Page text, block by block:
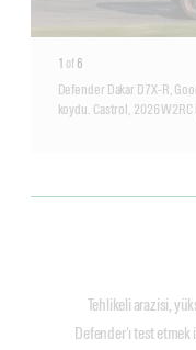
1 of 6
Defender Dakar D7X‑R,
koydu. Castrol, 2026
Tehlikeli arazisi,
Defender'ı test